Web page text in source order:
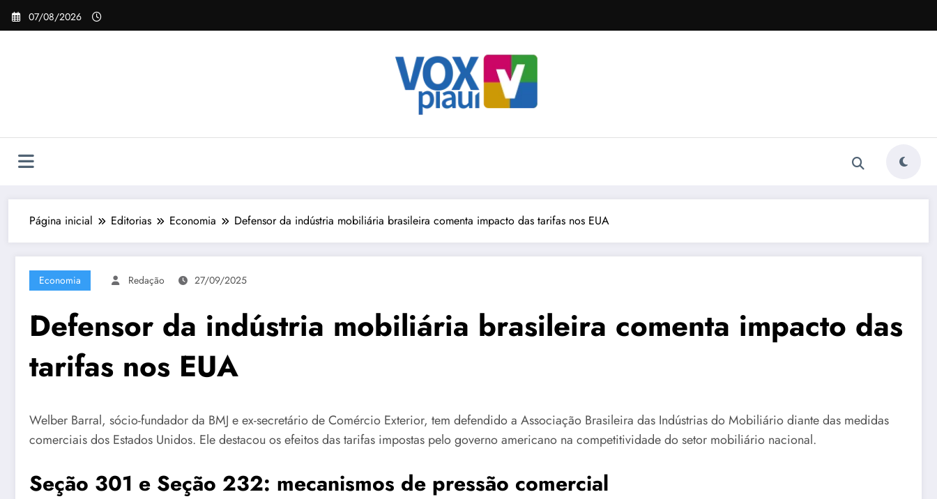
Pular
para
07/08/2026
Página inicial Editorias Economia Defensor da indústria mobiliária brasileira comenta impacto das tarifas nos EUA
Economia Redação 27/09/2025
Defensor da indústria mobiliária brasileira comenta impacto das
tarifas nos EUA
Welber Barral, sócio-fundador da BMJ e ex-secretário de Comércio Exterior, tem defendido a Associação Brasileira das Indústrias do Mobiliário diante das medidas
comerciais dos Estados Unidos. Ele destacou os efeitos das tarifas impostas pelo governo americano na competitividade do setor mobiliário nacional.
Seção 301 e Seção 232: mecanismos de pressão comercial